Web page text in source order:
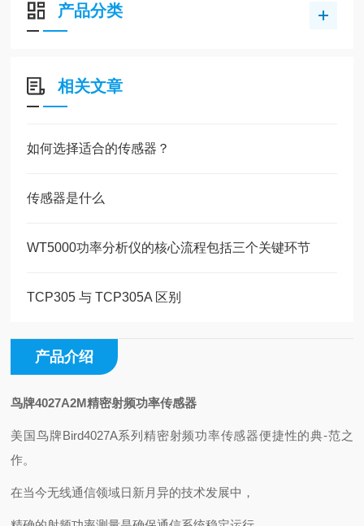
产品分类
相关文章
如何选择适合的传感器？
传感器是什么
WT5000功率分析仪的核心流程包括三个关键环节
TCP305 与 TCP305A 区别
产品介绍
鸟牌4027A2M精密射频功率传感器
美国鸟牌Bird4027A系列精密射频功率传感器便捷性的典-范之
作。
在当今无线通信领域日新月异的技术发展中，